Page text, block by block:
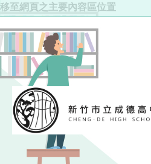
移至網頁之主要內容區位置